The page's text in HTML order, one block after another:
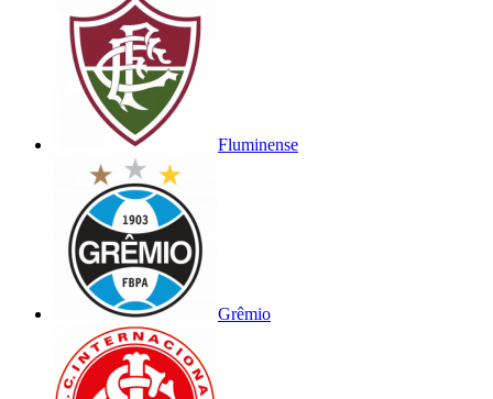
Fluminense
Grêmio